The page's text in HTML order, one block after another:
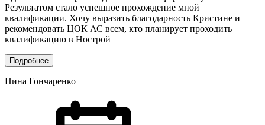
Результатом стало успешное прохождение мной
квалификации. Хочу выразить благодарность Кристине и
рекомендовать ЦОК АС всем, кто планирует проходить
квалификацию в Нострой
Подробнее
Нина Гончаренко